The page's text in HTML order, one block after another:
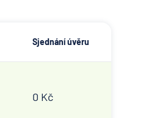
Sjednání úvěru
0 Kč